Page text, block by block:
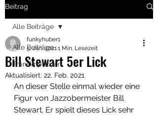
Beitrag
Alle Beiträge
Transkriptionen
Alle Beiträge
Bill Stewart 5er Lick
funkyhuber1
5. Jan. 20211 Min. Lesezeit
Aktualisiert: 22. Feb. 2021
An dieser Stelle einmal wieder eine
Figur von Jazzobermeister Bill
Stewart. Er spielt dieses Lick sehr